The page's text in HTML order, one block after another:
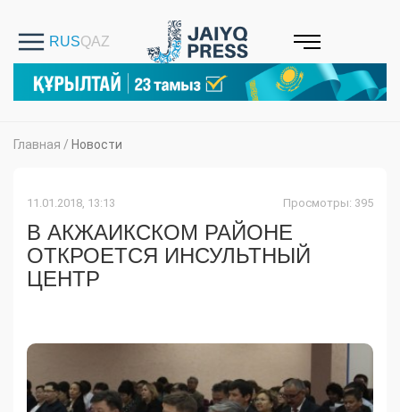
Главная / Новости
11.01.2018, 13:13 Просмотры: 395
В АКЖАИКСКОМ РАЙОНЕ
ОТКРОЕТСЯ ИНСУЛЬТНЫЙ
ЦЕНТР